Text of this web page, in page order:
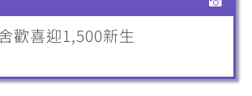
歡喜迎1,500新生